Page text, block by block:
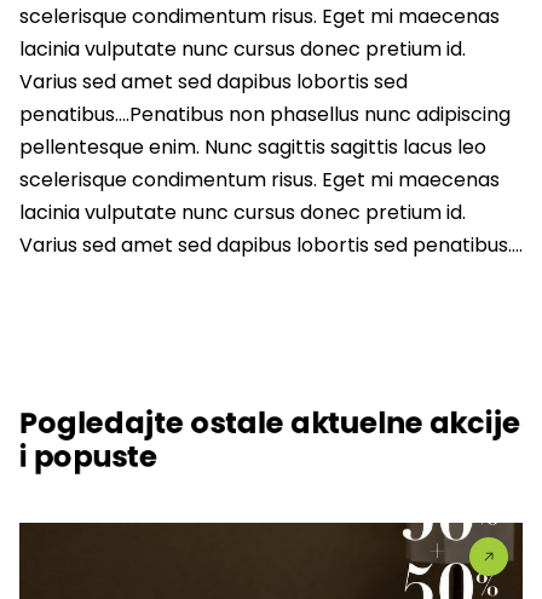
scelerisque condimentum risus. Eget mi maecenas
lacinia vulputate nunc cursus donec pretium id.
Varius sed amet sed dapibus lobortis sed
penatibus….Penatibus non phasellus nunc adipiscing
pellentesque enim. Nunc sagittis sagittis lacus leo
scelerisque condimentum risus. Eget mi maecenas
lacinia vulputate nunc cursus donec pretium id.
Varius sed amet sed dapibus lobortis sed penatibus….
Pogledajte ostale aktuelne akcije
i popuste